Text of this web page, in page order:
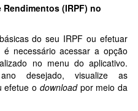
(IRPF) no
do seu IRPF ou efetuar
necessário acessar a opção
no menu do aplicativo.
desejado, visualize as
efetue o downloadpor meio da